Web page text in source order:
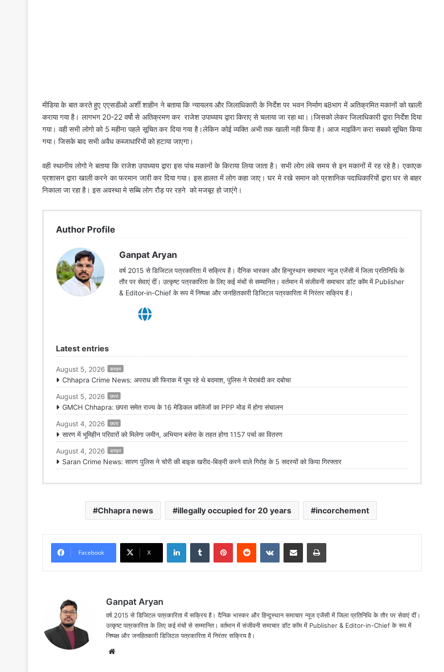
मीडिया के बात करते हुए एएसडीओ अर्शी शाहीन ने बताया कि न्यायलय और जिलाधिकारी के निर्देश पर भवन निर्माण ब8भाग में अतिक्रमित मकानों को खाली
कराया गया है। लागभग 20-22 वर्षो से अतिक्रमण कर राजेश उपाध्याय द्वारा किराए से चलाया जा रहा था।।जिसको लेकर जिलाधिकारी द्वारा निर्देश दिया
गया। वही सभी लोगो को 5 महीना पहले सूचित कर दिया गया है।लेकिन कोई व्यक्ति अभी तक खाली नही किया है। आज माइकिंग करा सबको सूचित किया
गया। जिसके बाद सभी अवैध कब्जाधारियों को हटाया जाएगा।
वही स्थानीय लोगो ने बताया कि राजेश उपाध्याय द्वारा इस पांच मकानों के किराया लिया जाता है। सभी लोग लंबे समय से इन मकानों में रह रहे है। एकाएक
प्रशासन द्वारा खाली करने का फरमान जारी कर दिया गया। इस हालत में लोग कहा जाए। घर मे रखे समान को प्रशानिक पदाधिकारियों द्वारा घर से बाहर
निकाला जा रहा है। इस अवस्था मे सब्बि लोग रौड़ पर रहने को मजबूर हो जाएंगे।
Author Profile
Ganpat Aryan
वर्ष 2015 से डिजिटल पत्रकारिता में सक्रिय है। दैनिक भास्कर और हिन्दुस्थान समाचार न्यूज एजेंसी में जिला प्रतिनिधि के
तौर पर सेवाएं दीं। उत्कृष्ट पत्रकारिता के लिए कई मंचों से सम्मानित। वर्तमान में संजीवनी समाचार डॉट कॉम में Publisher
& Editor-in-Chief के रूप में निष्पक्ष और जनहितकारी डिजिटल पत्रकारिता में निरंतर सक्रिय है।
Latest entries
August 5, 2026 क्राइम
Chhapra Crime News: अपराध की फिराक में घूम रहे थे बदमाश, पुलिस ने घेराबंदी कर दबोचा
August 5, 2026
छपरा
GMCH Chhapra: छपरा समेत राज्य के 16 मेडिकल कॉलेजों का PPP मोड में होगा संचालन
August 4, 2026
छपरा
सारण में भूमिहीन परिवारों को मिलेगा जमीन, अभियान बसेरा के तहत होगा 1157 पर्चा का वितरण
August 4, 2026
क्राइम
Saran Crime News: सारण पुलिस ने चोरी की बाइक खरीद-बिक्री करने वाले गिरोह के 5 सदस्यों को किया गिरफ्तार
Chhapra news illegally occupied for 20 years incorchement
Facebook X
LinkedInTumblr PinterestReddit VKontakteShare via Email Print
Ganpat Aryan
वर्ष 2015 से डिजिटल पत्रकारिता में सक्रिय है। दैनिक भास्कर और हिन्दुस्थान समाचार न्यूज एजेंसी में जिला प्रतिनिधि के तौर पर सेवाएं दीं।
उत्कृष्ट पत्रकारिता के लिए कई मंचों से सम्मानित। वर्तमान में संजीवनी समाचार डॉट कॉम में Publisher & Editor-in-Chief के रूप में
निष्पक्ष और जनहितकारी डिजिटल पत्रकारिता में निरंतर सक्रिय है।